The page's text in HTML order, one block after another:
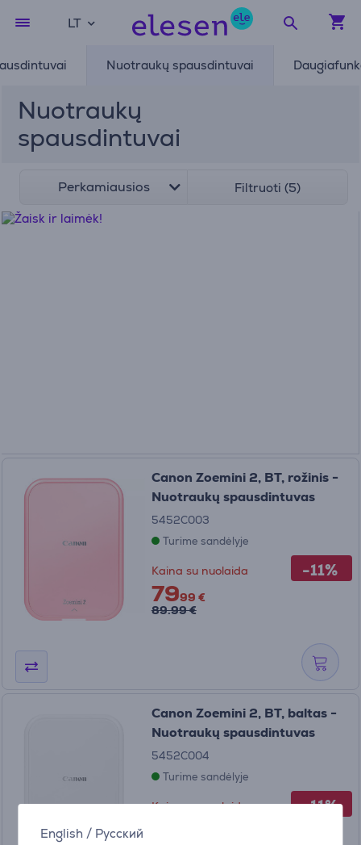
English / Русский
LT
Nuotraukų spausdintuvai
Nuotraukų
spausdintuvai
Perkamiausios Filtruoti (5)
-11%
Canon Zoemini 2, BT, rožinis -
Nuotraukų spausdintuvas
5452C003
Turime sandėlyje
Kaina su nuolaida
7999 €
89.99 €
-11%
Canon Zoemini 2, BT, baltas -
Nuotraukų spausdintuvas
5452C004
Turime sandėlyje
Kaina su nuolaida